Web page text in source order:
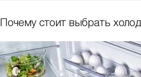
Почему стоит выбрать